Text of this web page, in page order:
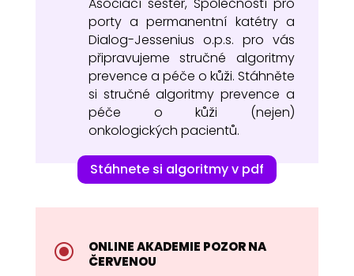
porty a permanentní katétry a
Dialog-Jessenius o.p.s. pro vás
připravujemestručné algoritmy
prevence a péče o kůži. Stáhněte
si stručné algoritmy prevence a
péče o kůži (nejen)
onkologických pacientů.
Stáhnete si algoritmy v pdf
\
ONLINE AKADEMIE POZOR NA
ČERVENOU